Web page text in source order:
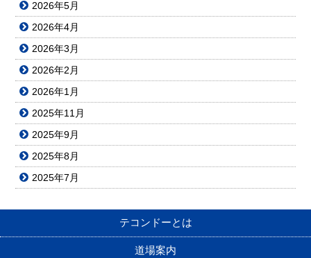
2026年5月
2026年4月
2026年3月
2026年2月
2026年1月
2025年11月
2025年9月
2025年8月
2025年7月
テコンドーとは
道場案内